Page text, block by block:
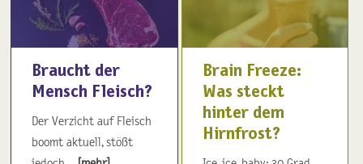
Braucht der
Mensch Fleisch?
Der Verzicht auf Fleisch
boomt aktuell, stößt
Brain Freeze:
Was steckt
hinter dem
Hirnfrost?